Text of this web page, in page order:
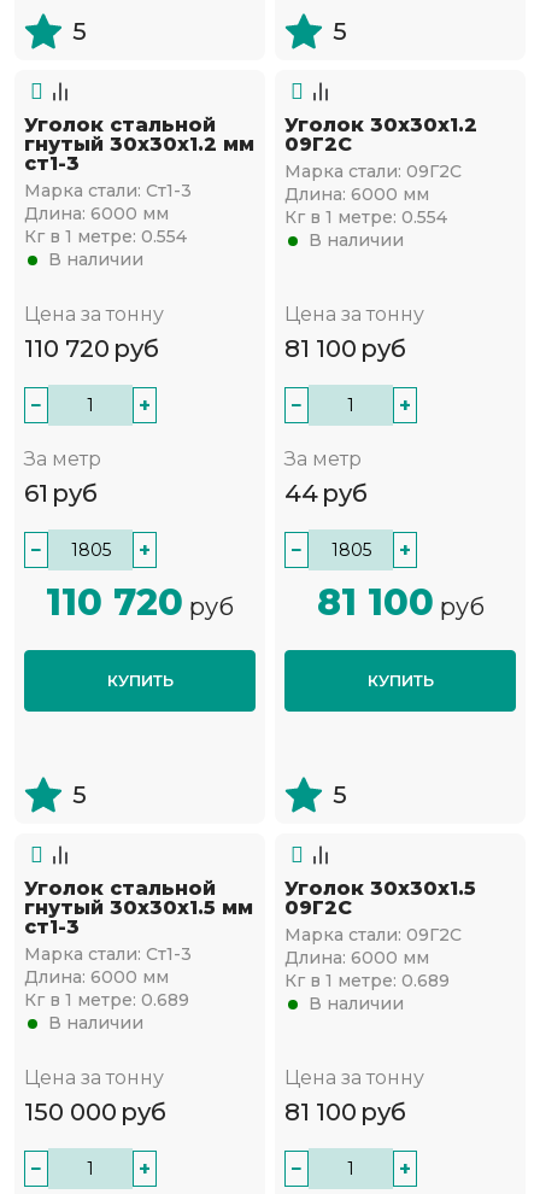
5 5
Уголок стальной
гнутый 30х30x1.2 мм
ст1-3
Марка стали: Ст1-3
Длина: 6000 мм
Кг в 1 метре: 0.554
В наличии
Цена за тонну
110 720 руб
− +
За метр
61 руб
− +
110 720 руб
КУПИТЬ
5
Уголок 30х30х1.2
09Г2С
Марка стали: 09Г2С
Длина: 6000 мм
Кг в 1 метре: 0.554
В наличии
Цена за тонну
81 100 руб
− +
За метр
44 руб
− +
81 100 руб
КУПИТЬ
5
Уголок стальной
гнутый 30х30x1.5 мм
ст1-3
Марка стали: Ст1-3
Длина: 6000 мм
Кг в 1 метре: 0.689
В наличии
Цена за тонну
150 000 руб
− +
Уголок 30х30х1.5
09Г2С
Марка стали: 09Г2С
Длина: 6000 мм
Кг в 1 метре: 0.689
В наличии
Цена за тонну
81 100 руб
− +